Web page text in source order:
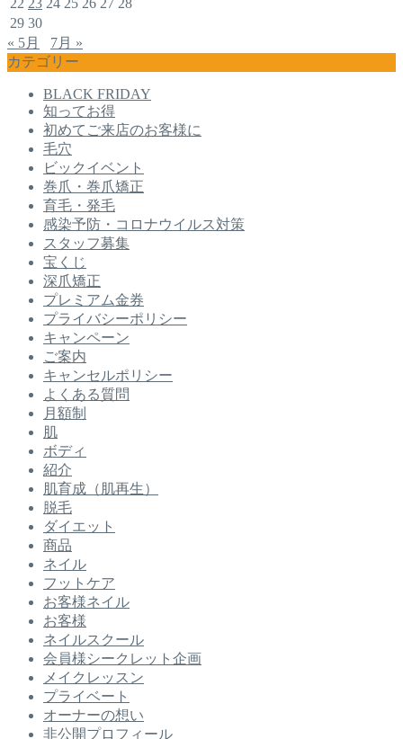
29 30
« 5月
7月 »
カテゴリー
BLACK FRIDAY
知ってお得
初めてご来店のお客様に
毛穴
ビックイベント
巻爪・巻爪矯正
育毛・発毛
感染予防・コロナウイルス対策
スタッフ募集
宝くじ
深爪矯正
プレミアム金券
プライバシーポリシー
キャンペーン
ご案内
キャンセルポリシー
よくある質問
月額制
肌
ボディ
紹介
肌育成（肌再生）
脱毛
ダイエット
商品
ネイル
フットケア
お客様ネイル
お客様
ネイルスクール
会員様シークレット企画
メイクレッスン
プライベート
オーナーの想い
非公開プロフィール